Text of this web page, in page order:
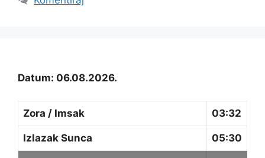
Datum: 06.08.2026.
Zora / Imsak 03:32
Izlazak Sunca 05:30